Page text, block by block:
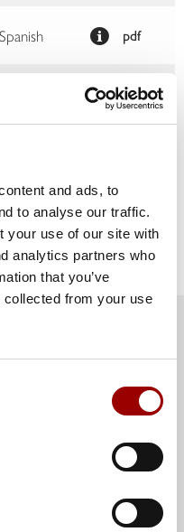
and ads, to
to analyse our traffic.
your use of our site with
analytics partners who
that you’ve
collected from your use
Spanish pdf
pdf
11 entries
1 2